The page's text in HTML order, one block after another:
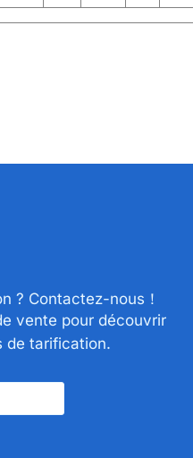
? Contactez-nous！
vente pour découvrir
de tarification.